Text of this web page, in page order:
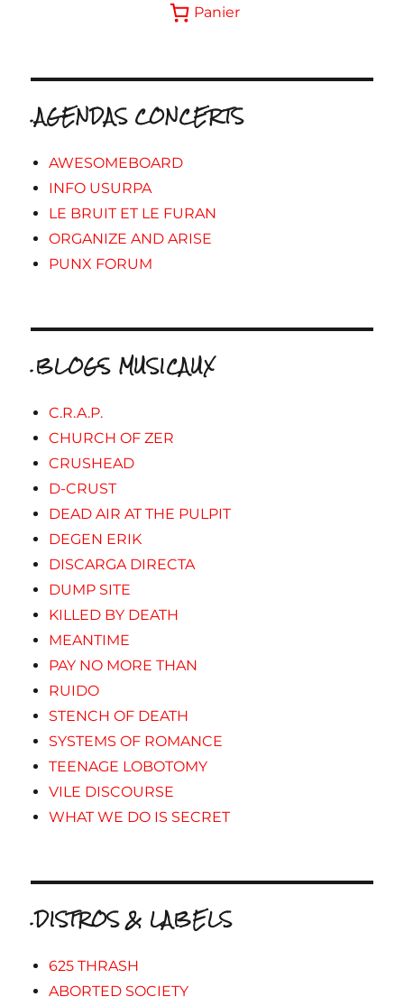
Panier
.AGENDAS CONCERTS
AWESOMEBOARD
INFO USURPA
LE BRUIT ET LE FURAN
ORGANIZE AND ARISE
PUNX FORUM
.BLOGS MUSICAUX
C.R.A.P.
CHURCH OF ZER
CRUSHEAD
D-CRUST
DEAD AIR AT THE PULPIT
DEGEN ERIK
DISCARGA DIRECTA
DUMP SITE
KILLED BY DEATH
MEANTIME
PAY NO MORE THAN
RUIDO
STENCH OF DEATH
SYSTEMS OF ROMANCE
TEENAGE LOBOTOMY
VILE DISCOURSE
WHAT WE DO IS SECRET
.DISTROS & LABELS
625 THRASH
ABORTED SOCIETY